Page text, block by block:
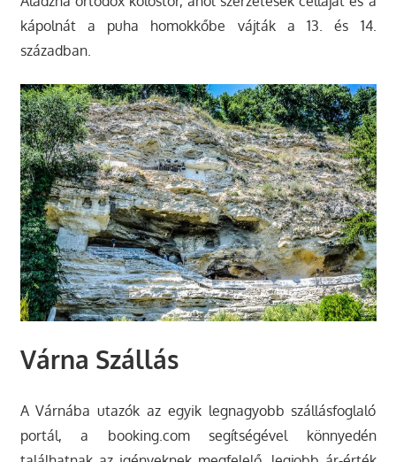
kápolnát a puha homokkőbe vájták a 13. és 14.
században.
Várna Szállás
A Várnába utazók az egyik legnagyobb szállásfoglaló
portál, a booking.com segítségével könnyedén